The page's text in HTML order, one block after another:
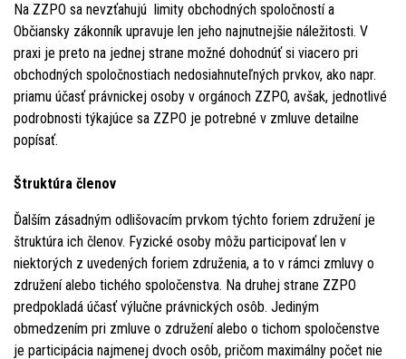
Na ZZPO sa nevzťahujú limity obchodných spoločností a
Občiansky zákonník upravuje len jeho najnutnejšie náležitosti. V
praxi je preto na jednej strane možné dohodnúť si viacero pri
obchodných spoločnostiach nedosiahnuteľných prvkov, ako napr.
priamu účasť právnickej osoby v orgánoch ZZPO, avšak, jednotlivé
podrobnosti týkajúce sa ZZPO je potrebné v zmluve detailne
popísať.
Štruktúra členov
Ďalším zásadným odlišovacím prvkom týchto foriem združení je
štruktúra ich členov. Fyzické osoby môžu participovať len v
niektorých z uvedených foriem združenia, a to v rámci zmluvy o
združení alebo tichého spoločenstva. Na druhej strane ZZPO
predpokladá účasť výlučne právnických osôb. Jediným
obmedzením pri zmluve o združení alebo o tichom spoločenstve
je participácia najmenej dvoch osôb, pričom maximálny počet nie